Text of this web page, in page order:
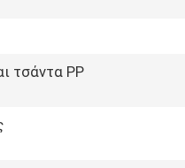
τσάντα PP